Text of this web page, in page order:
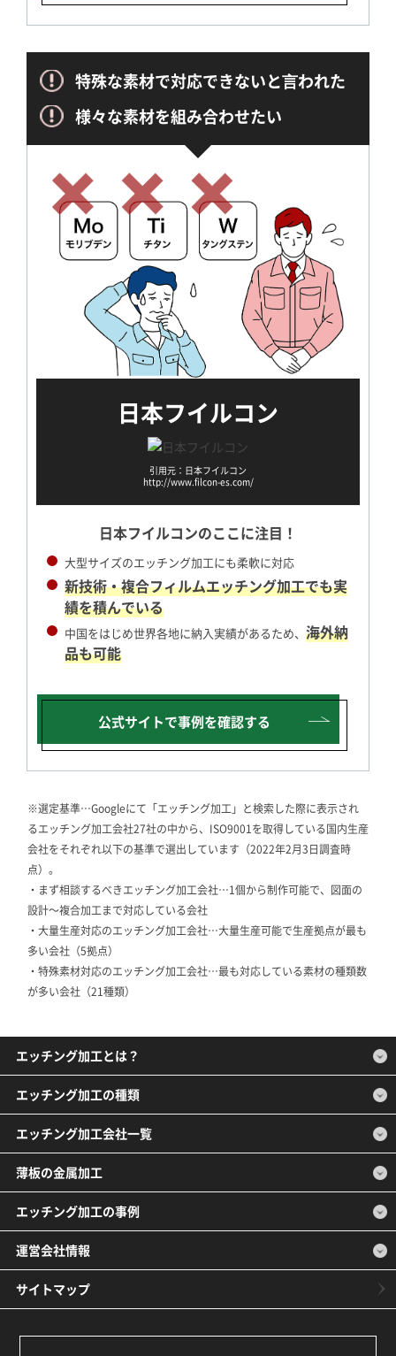
特殊な素材で対応できないと⾔われた
様々な素材を組み合わせたい
日本フイルコン
引用元：日本フイルコン
http://www.filcon-es.com/
日本フイルコンのここに注目！
大型サイズのエッチング加工にも柔軟に対応
新技術・複合フィルムエッチング加工でも実
績を積んでいる
中国をはじめ世界各地に納入実績があるため、 海外納
品も可能
公式サイトで事例を確認する
※選定基準…Googleにて「エッチング加工」と検索した際に表示され
るエッチング加工会社27社の中から、ISO9001を取得している国内生産
会社をそれぞれ以下の基準で選出しています（2022年2月3日調査時
点）。
・まず相談するべきエッチング加工会社…1個から制作可能で、図面の
設計～複合加工まで対応している会社
・大量生産対応のエッチング加工会社…大量生産可能で生産拠点が最も
多い会社（5拠点）
・特殊素材対応のエッチング加工会社…最も対応している素材の種類数
が多い会社（21種類）
エッチング加工とは？
エッチング加工の種類
エッチング加工会社一覧
薄板の金属加工
エッチング加工の事例
運営会社情報
サイトマップ